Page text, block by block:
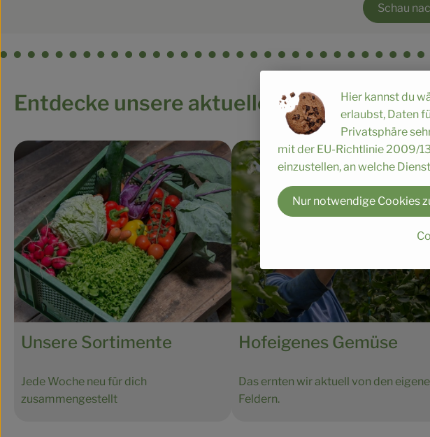
Schau
Entdecke unsere aktuellen Angebote!
Unsere Sortimente
Jede Woche neu für dich
zusammengestellt
Hofeigenes Gemüse
Das ernten wir aktuell von den
Feldern.
Hier kannst du
erlaubst, Daten
Privatsphäre
mit der EU-Richtlinie 2009/
einzustellen, an welche
Nur notwendige Cookies